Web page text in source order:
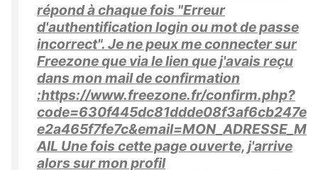
répond à chaque fois "Erreur
d'authentification login ou mot de passe
incorrect". Je ne peux me connecter sur
Freezone que via le lien que j'avais reçu
dans mon mail de confirmation
:https://www.freezone.fr/confirm.php?
code=630f445dc81ddde08f3af6cb247e
e2a465f7fe7c&email=MON_ADRESSE_M
AIL Une fois cette page ouverte, j'arrive
alors sur mon profil